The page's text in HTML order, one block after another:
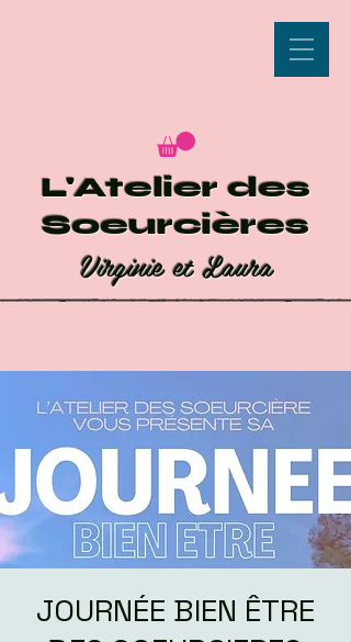
L'Atelier des
Soeurcières
Virginie et Laura
JOURNÉE BIEN ÊTRE